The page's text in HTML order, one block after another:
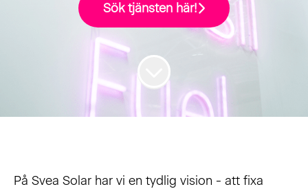
Sök tjänsten här!
På Svea Solar har vi en tydlig vision - att fixa